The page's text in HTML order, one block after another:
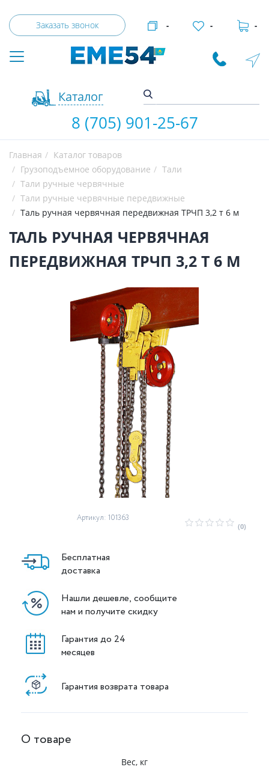
Заказать звонок
Каталог
- - -
8 (705) 901-25-67
Главная
Каталог товаров
Грузоподъемное оборудование
Тали
Тали ручные червячные
Тали ручные червячные передвижные
Таль ручная червячная передвижная ТРЧП 3,2 т 6 м
ТАЛЬ РУЧНАЯ ЧЕРВЯЧНАЯ
ПЕРЕДВИЖНАЯ ТРЧП 3,2 Т 6 М
Артикул: 101363
(0)
Бесплатная
доставка
Нашли дешевле, сообщите
нам и получите скидку
Гарантия до 24
месяцев
Гарантия возврата товара
О товаре
Вес, кг